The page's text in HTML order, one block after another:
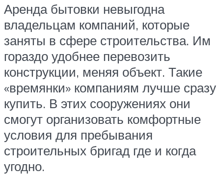
Аренда бытовки невыгодна
владельцам компаний, которые
заняты в сфере строительства. Им
гораздо удобнее перевозить
конструкции, меняя объект. Такие
«времянки» компаниям лучше сразу
купить. В этих сооружениях они
смогут организовать комфортные
условия для пребывания
строительных бригад где и когда
угодно.